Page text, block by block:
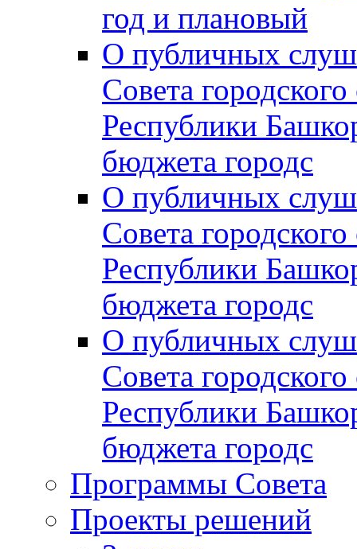
год и плановый
О публичных
Совета
Республики
бюджета городс
О публичных
Совета
Республики
бюджета городс
О публичных
Совета
Республики
бюджета городс
Программы Совета
Проекты решений